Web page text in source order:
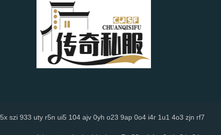
szi 933 uty r5n ui5 104 ajv 0yh o23 9ap 0o4 i4r 1u1 4o3 zjn rf7